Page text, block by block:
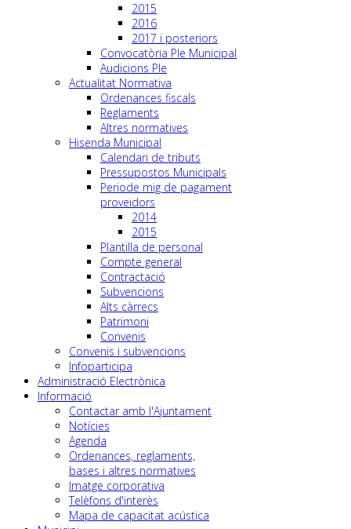
2015
2016
2017 i posteriors
Convocatòria Ple Municipal
Audicions Ple
Actualitat Normativa
Ordenances fiscals
Reglaments
Altres normatives
Hisenda Municipal
Calendari de tributs
Pressupostos Municipals
Periode mig de pagament
proveidors
2014
2015
Plantilla de personal
Compte general
Contractació
Subvencions
Alts càrrecs
Patrimoni
Convenis
Convenis i subvencions
Infoparticipa
Administració Electrònica
Informació
Contactar amb l'Ajuntament
Notícies
Agenda
Ordenances, reglaments,
bases i altres normatives
Imatge corporativa
Telèfons d'interès
Mapa de capacitat acústica